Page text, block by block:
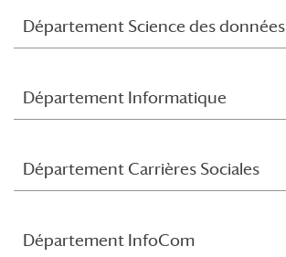
Département Science des données
Département Informatique
Département Carrières Sociales
Département InfoCom